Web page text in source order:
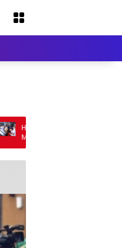
Deru Ingin Lahirkan Atlet
Band Berprestasi dari